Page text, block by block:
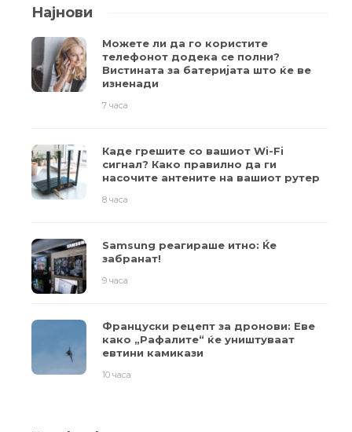
Најнови
Можете ли да го користите
телефонот додека се полни?
Вистината за батеријата што ќе ве
изненади
7 часа
Каде грешите со вашиот Wi-Fi
сигнал? Како правилно да ги
насочите антените на вашиот рутер
8 часа
Samsung реагираше итно: Ќе
забранат!
9 часа
Француски рецепт за дронови: Еве
како „Рафалите“ ќе уништуваат
евтини камикази
10 часа